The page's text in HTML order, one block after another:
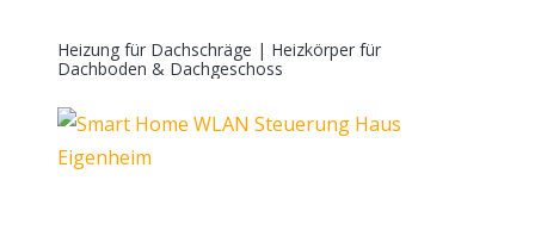
Heizung für Dachschräge | Heizkörper für
Dachboden & Dachgeschoss